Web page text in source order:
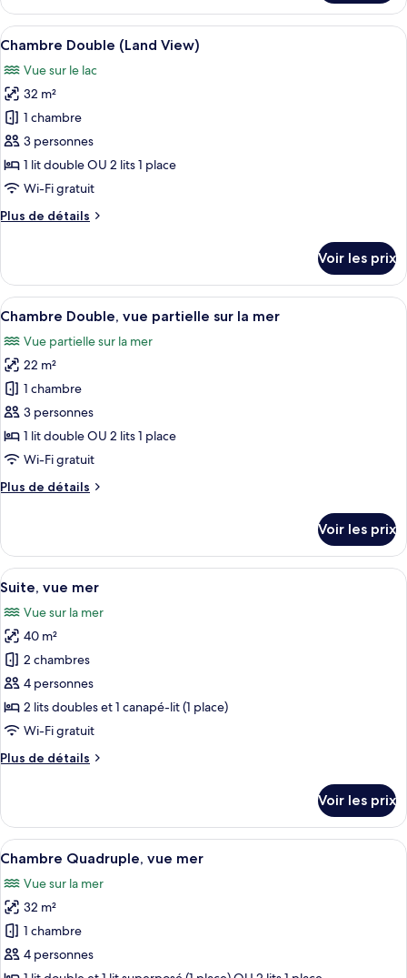
vue
mer
le
type
de
Chambre
Double,
vue
mer
Afficher
toutes
les
photos
pour
ce
type
de
chambre :
Chambre
View)
Une chambre d’hôtel avec un grand
6
Chambre Double (Land View)
Vue sur le lac
32 m²
1 chambre
3 personnes
1 lit double OU 2 lits 1 place
Wi-Fi gratuit
Plus de détails
Plus
le
type
de
Chambre
Double
(Land
View)
Voir les prix
Afficher
toutes
les
photos
pour
ce
type
de
chambre :
Chambre
partielle
sur
la
mer
Une chambre d’hôtel équipée d’un
4
Chambre Double, vue partielle sur la mer
Vue partielle sur la mer
22 m²
1 chambre
3 personnes
1 lit double OU 2 lits 1 place
Wi-Fi gratuit
Plus de détails
Plus
le
type
de
Chambre
Double,
vue
partielle
sur
la
mer
Voir les prix
Afficher
toutes
les
photos
pour
ce
type
de
chambre :
Suite,
Un salon moderne avec un canapé,
5
Suite, vue mer
Vue sur la mer
40 m²
2 chambres
4 personnes
2 lits doubles et 1 canapé-lit (1 place)
Wi-Fi gratuit
Plus de détails
Plus
le
type
de
Suite,
vue
mer
Voir les prix
Afficher
toutes
les
photos
pour
ce
Une chambre d’hôtel avec deux lits,
6
Chambre Quadruple, vue mer
Vue sur la mer
32 m²
1 chambre
4 personnes